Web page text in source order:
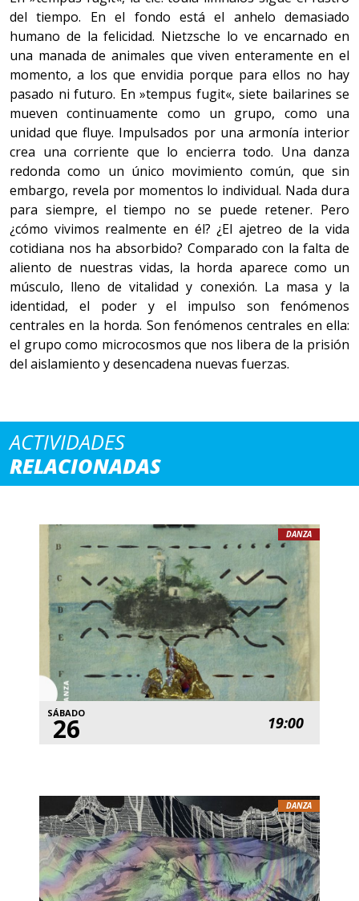
del tiempo. En el fondo está el anhelo demasiado
humano de la felicidad. Nietzsche lo ve encarnado en
una manada de animales que viven enteramente en el
momento, a los que envidia porque para ellos no hay
pasado ni futuro. En »tempus fugit«, siete bailarines se
mueven continuamente como un grupo, como una
unidad que fluye. Impulsados por una armonía interior
crea una corriente que lo encierra todo. Una danza
redonda como un único movimiento común, que sin
embargo, revela por momentos lo individual. Nada dura
para siempre, el tiempo no se puede retener. Pero
¿cómo vivimos realmente en él? ¿El ajetreo de la vida
cotidiana nos ha absorbido? Comparado con la falta de
aliento de nuestras vidas, la horda aparece como un
músculo, lleno de vitalidad y conexión. La masa y la
identidad, el poder y el impulso son fenómenos
centrales en la horda. Son fenómenos centrales en ella:
el grupo como microcosmos que nos libera de la prisión
del aislamiento y desencadena nuevas fuerzas.
ACTIVIDADES
RELACIONADAS
DANZA
SÁBADO
26 19:00
DANZA